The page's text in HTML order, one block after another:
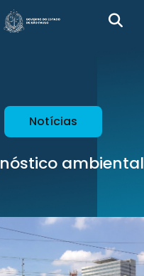
Notícias
ambiental